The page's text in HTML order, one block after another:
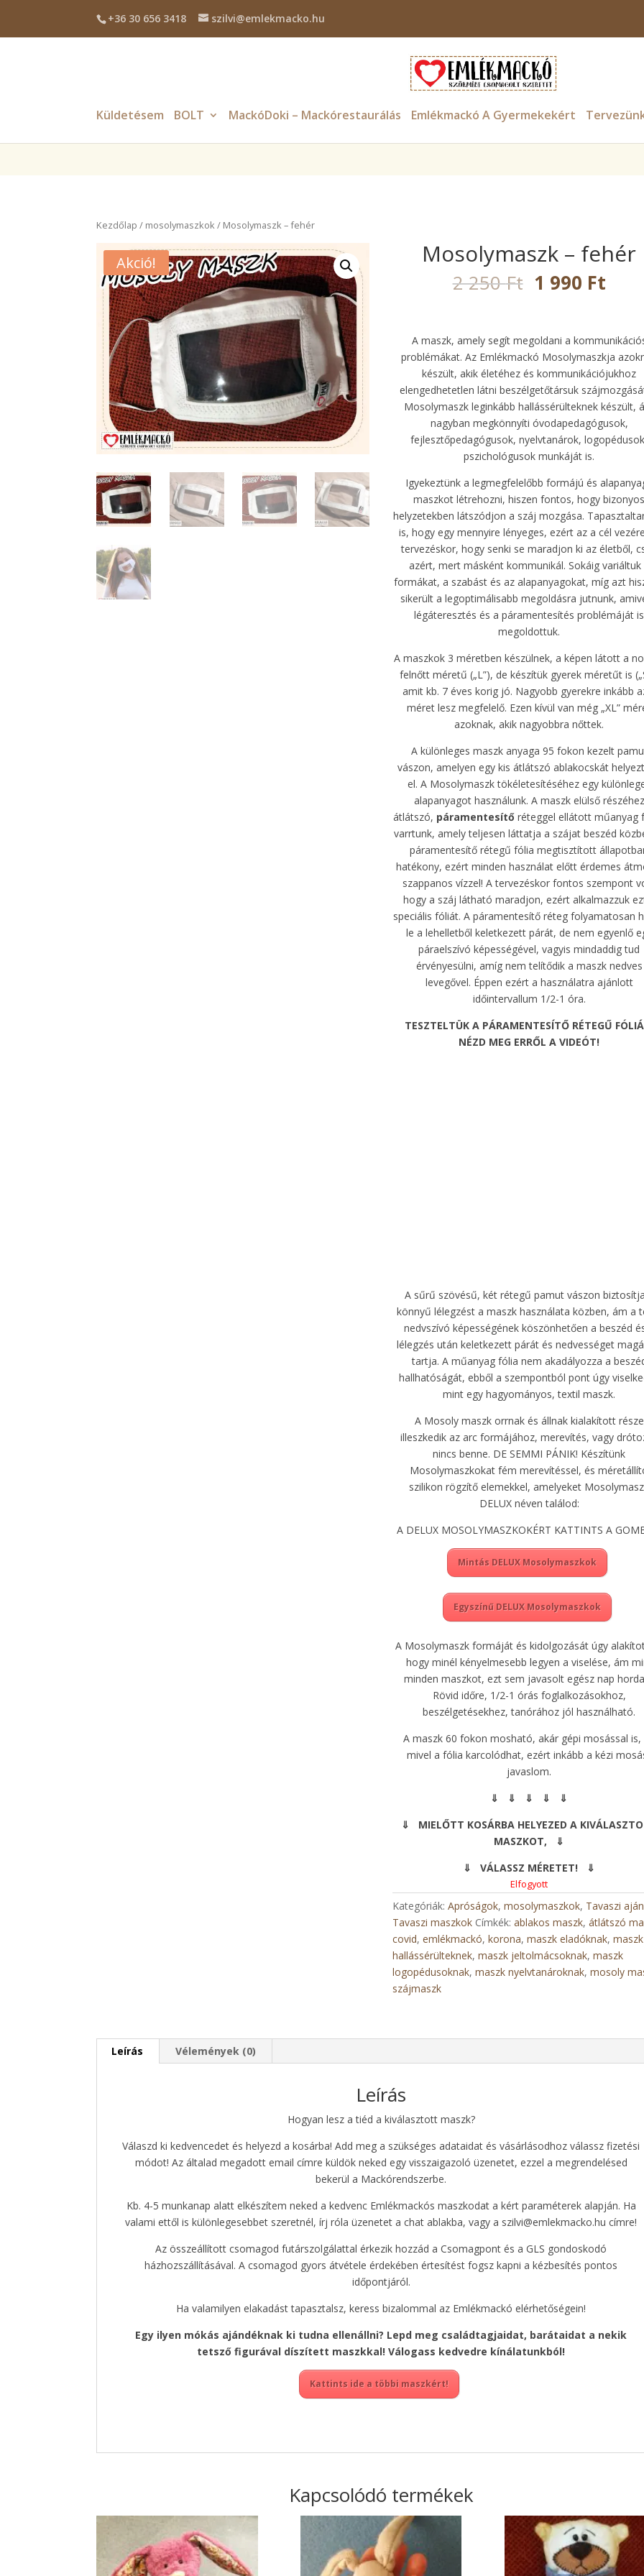
: Required parameter $location follows optional parameter $tax_class in
+36 30 656 3418 szilvi@emlekmacko.hu
Küldetésem BOLT MackóDoki – Mackórestaurálás Emlékmackó A Gyermekekért
Kezdőlap / mosolymaszkok / Mosolymaszk – fehér
Akció! Mosolymaszk – fehér
2 250Ft 1 990 Ft
A maszk, amely segít megoldani a
problémákat. Az Emlékmackó Mosolymaszkja
készült, akik életéhez és kommunikációjukhoz
elengedhetetlen látni beszélgetőtársuk
Mosolymaszk leginkább hallássérülteknek készült,
nagyban megkönnyíti óvodapedagógusok,
fejlesztőpedagógusok, nyelvtanárok,
pszichológusok munkáját is.
Igyekeztünk a legmegfelelőbb formájú és
maszkot létrehozni, hiszen fontos, hogy
helyzetekben látszódjon a száj mozgása.
is, hogy egy mennyire lényeges, ezért az a cél
tervezéskor, hogy senki se maradjon ki az életből,
azért, mert másként kommunikál. Sokáig variáltuk
formákat, a szabást és az alapanyagokat, míg azt
sikerült a legoptimálisabb megoldásra jutnunk,
légáteresztés és a páramentesítés problémáját is
megoldottuk.
A maszkok 3 méretben készülnek, a képen látott a
felnőtt méretű („L”), de készítük gyerek méretűt is
amit kb. 7 éves korig jó. Nagyobb gyerekre inkább
méret lesz megfelelő. Ezen kívül van még „XL”
azoknak, akik nagyobbra nőttek.
A különleges maszk anyaga 95 fokon kezelt
vászon, amelyen egy kis átlátszó ablakocskát
el. A Mosolymaszk tökéletesítéséhez egy
alapanyagot használunk. A maszk elülső részéhez
átlátszó, páramentesítő réteggel ellátott műanyag
varrtunk, amely teljesen láttatja a szájat beszéd
páramentesítő rétegű fólia megtisztított
hatékony, ezért minden használat előtt érdemes
szappanos vízzel! A tervezéskor fontos szempont
hogy a száj látható maradjon, ezért alkalmazzuk
speciális fóliát. A páramentesítő réteg folyamatosan
le a lehelletből keletkezett párát, de nem egyenlő
páraelszívó képességével, vagyis mindaddig tud
érvényesülni, amíg nem telítődik a maszk nedves
levegővel. Éppen ezért a használatra ajánlott
időintervallum 1/2-1 óra.
TESZTELTÜK A PÁRAMENTESÍTŐ RÉTEGŰ
NÉZD MEG ERRŐL A VIDEÓT!
A sűrű szövésű, két rétegű pamut vászon
könnyű lélegzést a maszk használata közben, ám a
nedvszívó képességének köszönhetően a beszéd
lélegzés után keletkezett párát és nedvességet
tartja. A műanyag fólia nem akadályozza a
hallhatóságát, ebből a szempontból pont úgy
mint egy hagyományos, textil maszk.
A Mosoly maszk orrnak és állnak kialakított része
illeszkedik az arc formájához, merevítés, vagy
nincs benne. DE SEMMI PÁNIK! Készítünk
Mosolymaszkokat fém merevítéssel, és
szilikon rögzítő elemekkel, amelyeket
DELUX néven találod:
A DELUX MOSOLYMASZKOKÉRT KATTINTS A
Mintás DELUX Mosolymaszkok
Egyszínű DELUX Mosolymaszkok
A Mosolymaszk formáját és kidolgozását úgy
hogy minél kényelmesebb legyen a viselése, ám
minden maszkot, ezt sem javasolt egész nap
Rövid időre, 1/2-1 órás foglalkozásokhoz,
beszélgetésekhez, tanórához jól használható.
A maszk 60 fokon mosható, akár gépi mosással is,
mivel a fólia karcolódhat, ezért inkább a kézi
javaslom.
⇓ ⇓ ⇓ ⇓ ⇓
⇓ MIELŐTT KOSÁRBA HELYEZED A
MASZKOT, ⇓
⇓ VÁLASSZ MÉRETET! ⇓
Elfogyott
Kategóriák:Apróságok,mosolymaszkok, Tavaszi
Tavaszi maszkok Címkék:ablakos maszk,átlátszó
covid,emlékmackó,korona,maszk eladóknak,maszk
hallássérülteknek,maszk jeltolmácsoknak,maszk
logopédusoknak,maszk nyelvtanároknak,mosoly
szájmaszk
Leírás Vélemények (0)
Leírás
Hogyan lesz a tiéd a kiválasztott maszk?
Válaszd ki kedvencedet és helyezd a kosárba! Add meg a szükséges adataidat és vásárlásodhoz válassz fizetési
módot! Az általad megadott email címre küldök neked egy visszaigazoló üzenetet, ezzel a megrendelésed
bekerül a Mackórendszerbe.
Kb. 4-5 munkanap alatt elkészítem neked a kedvenc Emlékmackós maszkodat a kért paraméterek alapján. Ha
valami ettől is különlegesebbet szeretnél, írj róla üzenetet a chat ablakba, vagy a szilvi@emlekmacko.hu címre!
Az összeállított csomagod futárszolgálattal érkezik hozzád a Csomagpont és a GLS gondoskodó
házhozszállításával. A csomagod gyors átvétele érdekében értesítést fogsz kapni a kézbesítés pontos
időpontjáról.
Ha valamilyen elakadást tapasztalsz, keress bizalommal az Emlékmackó elérhetőségein!
Egy ilyen mókás ajándéknak ki tudna ellenállni? Lepd meg családtagjaidat, barátaidat a nekik
tetsző figurával díszített maszkkal! Válogass kedvedre kínálatunkból!
Kattints ide a többi maszkért!
Kapcsolódó termékek